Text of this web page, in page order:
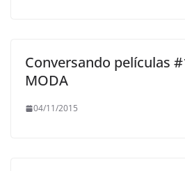
Conversando películas
MODA
04/11/2015